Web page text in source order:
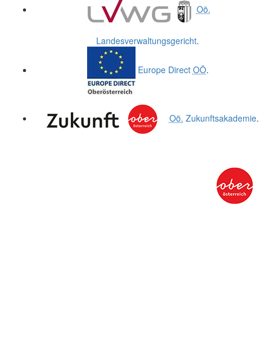
Oö.
Landesverwaltungsgericht.
Europe Direct OÖ.
Oö. Zukunftsakademie.